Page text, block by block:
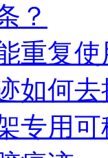
？
重复
如何去
专用